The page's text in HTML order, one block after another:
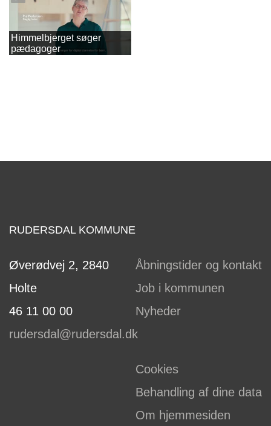
Himmelbjerget søger
pædagoger
RUDERSDAL KOMMUNE
Øverødvej 2, 2840
Holte
46 11 00 00
rudersdal@rudersdal.dk
Åbningstider og kontakt
Job i kommunen
Nyheder
Cookies
Behandling af dine data
Om hjemmesiden